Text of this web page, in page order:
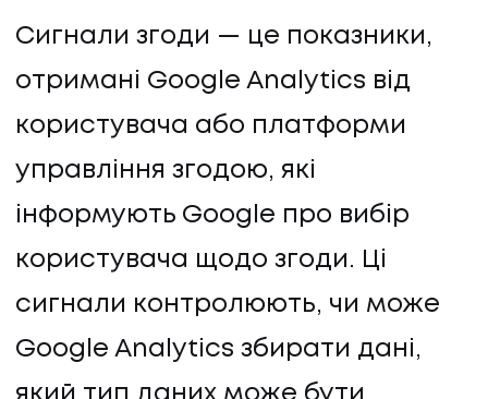
Сигнали згоди — це показники,
отримані Google Analytics від
користувача або платформи
управління згодою, які
інформують Google про вибір
користувача щодо згоди. Ці
сигнали контролюють, чи може
Google Analytics збирати дані,